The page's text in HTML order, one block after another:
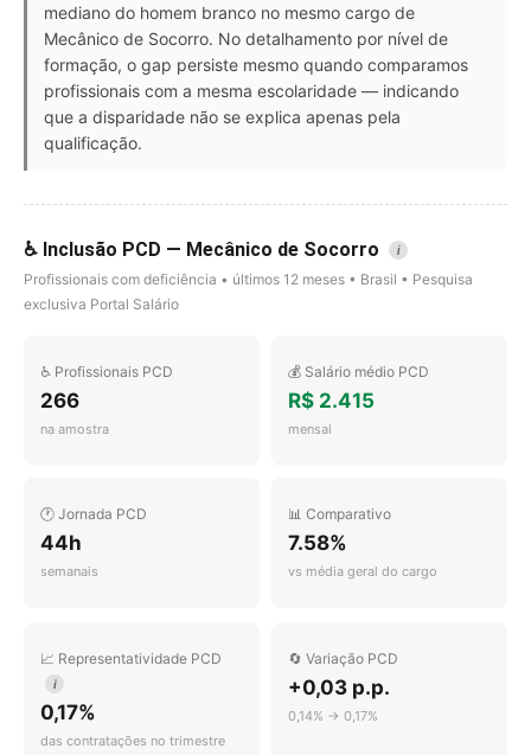
mediano do homem branco no mesmo cargo de
Mecânico de Socorro. No detalhamento por nível de
formação, o gap persiste mesmo quando comparamos
profissionais com a mesma escolaridade — indicando
que a disparidade não se explica apenas pela
qualificação.
♿ Inclusão PCD — Mecânico de Socorro i
Profissionais com deficiência • últimos 12 meses • Brasil • Pesquisa
exclusiva Portal Salário
♿ Profissionais PCD
266
na amostra
💰 Salário médio PCD
R$ 2.415
mensal
🕐 Jornada PCD
44h
semanais
📊 Comparativo
7.58%
vs média geral do cargo
📈 Representatividade PCD
i
0,17%
das contratações no trimestre
🔄 Variação PCD
+0,03 p.p.
0,14% → 0,17%